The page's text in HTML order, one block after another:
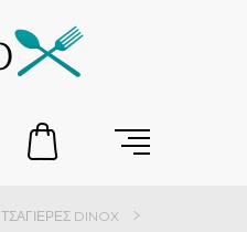
ΤΣΑΓΙΈΡΕΣ DINOX